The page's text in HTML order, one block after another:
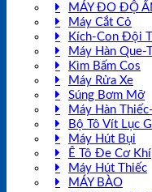
MÁY ĐO ĐỘ
Máy Cắt Cỏ
Kích-Con Đội
Máy Hàn Que-
Kìm Bấm Cos
Máy Rửa Xe
Súng Bơm Mỡ
Máy Hàn
Bộ Tô Vít Lục
Máy Hút Bụi
Ê Tô Đe Cơ Khí
Máy Hút Thiếc
MÁY BÀO